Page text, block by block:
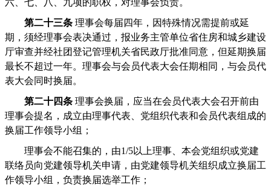
六、七、八、九项的职权，对理事会负责。
第二十三条 理事会每届四年，因特殊情况需提前或延
期，须经理事会表决通过，报业务主管单位省住房和城乡建设
厅审查并经社团登记管理机关省民政厅批准同意，但延期换届
最长不超过一年。理事会与会员代表大会任期相同，与会员代
表大会同时换届。
第二十四条 理事会换届，应当在会员代表大会召开前由
理事会提名，成立由理事代表、党组织代表和会员代表组成的
换届工作领导小组；
理事会不能召集的，由1/5以上理事、本会党组织或党建
联络员向党建领导机关申请，由党建领导机关组织成立换届工
作领导小组，负责换届选举工作；